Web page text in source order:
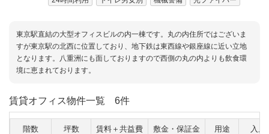
東京駅直結の大型オフィスビルの内一棟です。丸の内住所ではございま
すが東京駅の北西に位置しており、地下鉄は東西線や銀座線に近い立地
となります。八重洲にも面しておりますので西側の丸の内よりも飲食環
境に恵まれております。
賃貸オフィス物件一覧 6件
階数 坪数 賃料＋共益費 敷金・保証金 用途 入居